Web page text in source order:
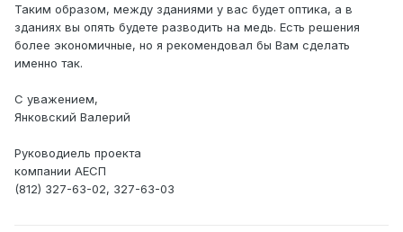
Таким образом, между зданиями у вас будет оптика, а в
зданиях вы опять будете разводить на медь. Есть решения
более экономичные, но я рекомендовал бы Вам сделать
именно так.
С уважением,
Янковский Валерий
Руководиель проекта
компании АЕСП
(812) 327-63-02, 327-63-03